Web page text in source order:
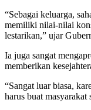
“Sebagai keluarga,
memiliki nilai-nilai
lestarikan,” ujar
Ia juga sangat
memberikan
“Sangat luar biasa,
harus buat